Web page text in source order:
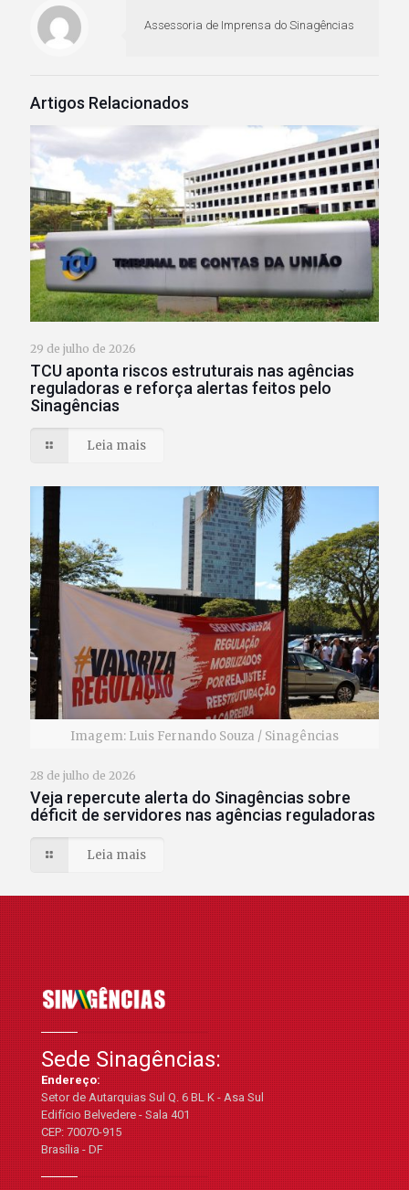
Assessoria de Imprensa do Sinagências
Artigos Relacionados
29 de julho de 2026
TCU aponta riscos estruturais nas agências
reguladoras e reforça alertas feitos pelo
Sinagências
Leia mais
Imagem: Luis Fernando Souza / Sinagências
28 de julho de 2026
Veja repercute alerta do Sinagências sobre
déficit de servidores nas agências reguladoras
Leia mais
Sede Sinagências:
Endereço:
Setor de Autarquias Sul Q. 6 BL K - Asa Sul
Edifício Belvedere - Sala 401
CEP: 70070-915
Brasília - DF